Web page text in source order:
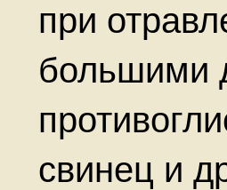
при
большими
свинец и